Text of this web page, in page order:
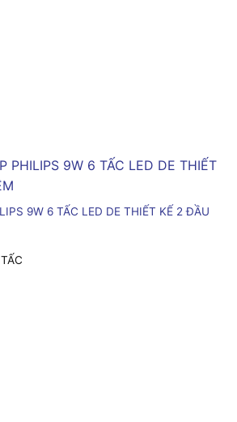
9W 6 TẤC LED DE THIẾT KẾ 2 ĐẦU